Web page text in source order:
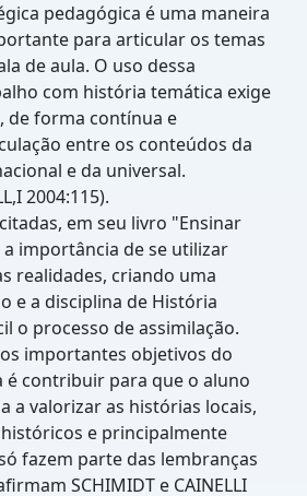
pedagógica é uma maneira
para articular os temas
de aula. O uso dessa
com história temática exige
de forma contínua e
entre os conteúdos da
e da universal.
2004:115).
em seu livro "Ensinar
importância de se utilizar
realidades, criando uma
e a disciplina de História
o processo de assimilação.
importantes objetivos do
é contribuir para que o aluno
a valorizar as histórias locais,
e principalmente
fazem parte das lembranças
SCHIMIDT e CAINELLI